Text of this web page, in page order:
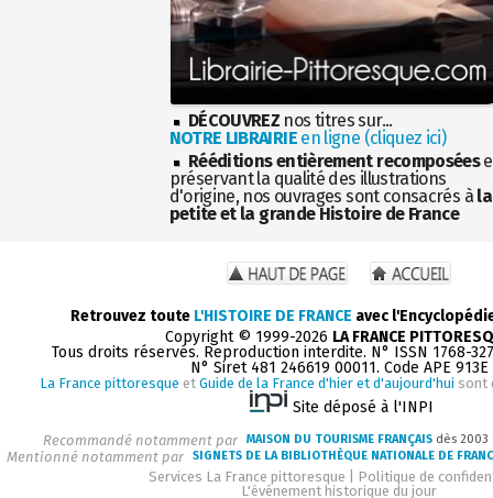
DÉCOUVREZ nos titres sur...
NOTRE LIBRAIRIEen ligne (cliquez ici)
Rééditions entièrement recomposées
préservant la qualité des illustrations
d'origine, nos ouvrages sont consacrés à la
petite et la grande Histoire de France
Retrouvez toute L'HISTOIRE DE FRANCE avec
Copyright © 1999-2026 LA FRANCE
Tous droits réservés. Reproduction interdite. N° ISSN 1768-
N° Siret 481 246619 00011. Code APE 913E
La France pittoresque et Guide de la France d'hier et d'aujourd'hui sont
Site déposé à l'INPI
Recommandé notamment par MAISON DU TOURISME FRANÇAIS dès
Mentionné notamment par SIGNETS DE LA BIBLIOTHÈQUE NATIONALE DE
Services La France pittoresque
Politique de
L'événement historique du jour